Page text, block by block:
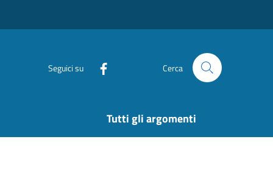
Seguici su Cerca
Tutti gli argomenti